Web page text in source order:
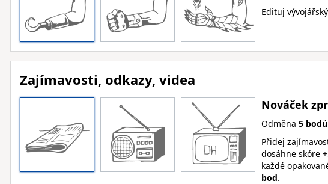
Edituj
Zajímavosti, odkazy, videa
Nováček
Odměna 5 bodů
Přidej
dosáhne skóre
každé
bod.